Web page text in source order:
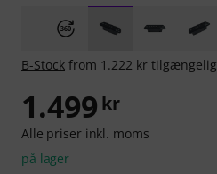
B-Stock from 1.222 kr tilgængelig
1.499 kr
Alle priser inkl. moms
på lager